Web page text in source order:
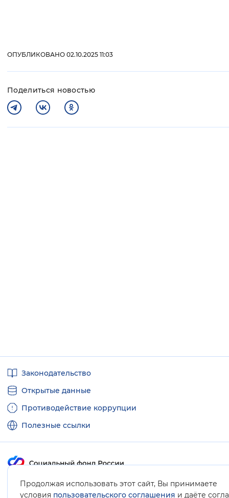
ОПУБЛИКОВАНО 02.10.2025 11:03
Поделиться новостью
Продолжая использовать этот сайт, Вы принимаете
условия пользовательского соглашения и даёте
ссылкиЗаконодательство
Открытые данные
Противодействие коррупции
Полезные ссылки
Карта сайта